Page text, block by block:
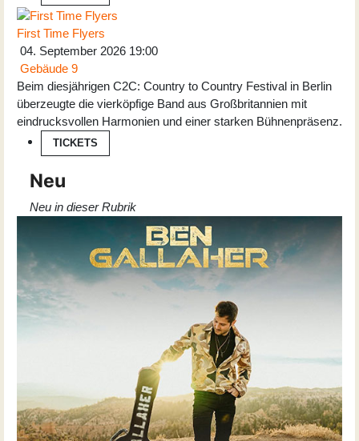
First Time Flyers
04. September 2026 19:00
Gebäude 9
Beim diesjährigen C2C: Country to Country Festival in Berlin
überzeugte die vierköpfige Band aus Großbritannien mit
eindrucksvollen Harmonien und einer starken Bühnenpräsenz.
TICKETS
Neu
Neu in dieser Rubrik